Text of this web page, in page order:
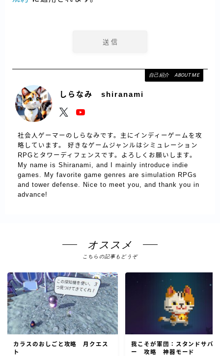
自己紹介 ABOUT ME
しらなみ shiranami
社会人ゲーマーのしらなみです。主にインディーゲームを攻
略しています。 好きなゲームジャンルはシミュレーション
RPGとタワーディフェンスです。よろしくお願いします。
My name is Shiranami, and I mainly introduce indie
games. My favorite game genres are simulation RPGs
and tower defense. Nice to meet you, and thank you in
advance!
オススメ
こちらの記事もどうぞ
カラスのおしごと攻略 月クエス
ト
我こそが軍団：スタンドサバ
ー 攻略 神器モード